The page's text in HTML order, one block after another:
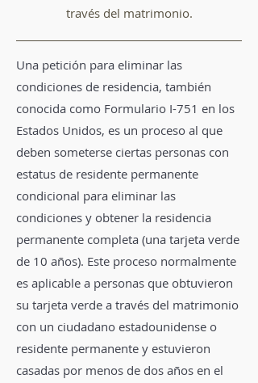
través del matrimonio.
Una petición para eliminar las
condiciones de residencia, también
conocida como Formulario I-751 en los
Estados Unidos, es un proceso al que
deben someterse ciertas personas con
estatus de residente permanente
condicional para eliminar las
condiciones y obtener la residencia
permanente completa (una tarjeta verde
de 10 años). Este proceso normalmente
es aplicable a personas que obtuvieron
su tarjeta verde a través del matrimonio
con un ciudadano estadounidense o
residente permanente y estuvieron
casadas por menos de dos años en el